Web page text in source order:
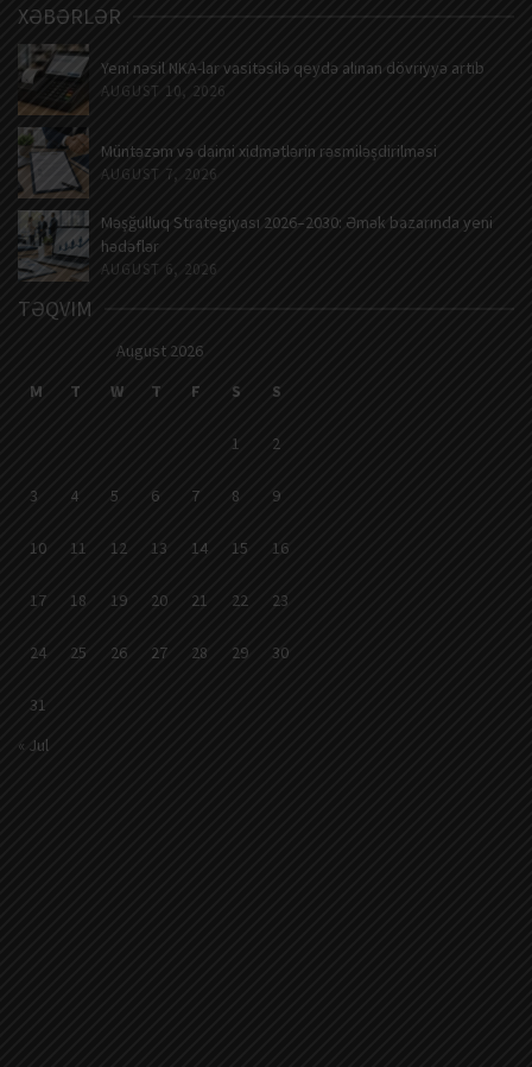
XƏBƏRLƏR
Yeni nəsil NKA-lar vasitəsilə qeydə alınan dövriyyə artıb
AUGUST 10, 2026
Müntəzəm və daimi xidmətlərin rəsmiləşdirilməsi
AUGUST 7, 2026
Məşğulluq Strategiyası 2026–2030: Əmək bazarında yeni
hədəflər
AUGUST 6, 2026
TƏQVIM
August 2026
M
T W T F S S
1 2
3 4 5 6 7 8 9
10 11 12 13 14 15 16
17 18 19 20 21 22 23
24 25 26 27 28 29 30
31
« Jul